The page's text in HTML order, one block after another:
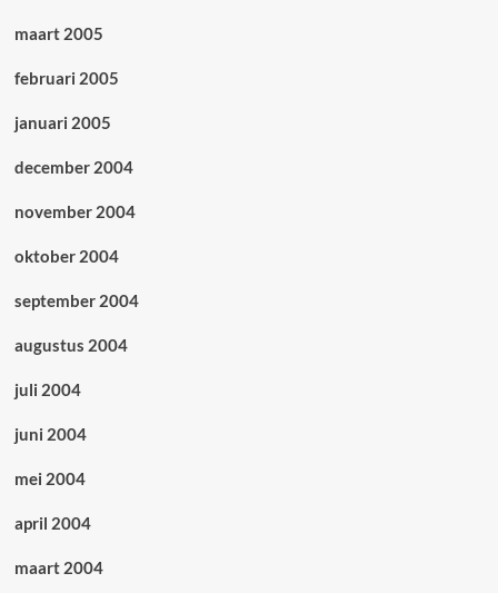
maart 2005
februari 2005
januari 2005
december 2004
november 2004
oktober 2004
september 2004
augustus 2004
juli 2004
juni 2004
mei 2004
april 2004
maart 2004